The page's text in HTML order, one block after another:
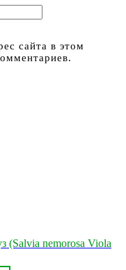
сайта в этом
nemorosa Viola